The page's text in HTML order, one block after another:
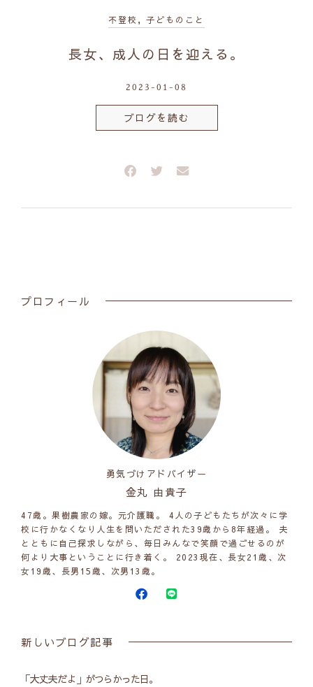
不登校 , 子どものこと
長女、成人の日を迎える。
2023-01-08
ブログを読む
プロフィール
勇気づけアドバイザー
金丸 由貴子
47歳。果樹農家の嫁。元介護職。 4人の子どもたちが次々に学
校に行かなくなり人生を問いただされた39歳から8年経過。 夫
とともに自己探求しながら、毎日みんなで笑顔で過ごせるのが
何より大事ということに行き着く。 2023現在、長女21歳、次
女19歳、長男15歳、次男13歳。
新しいブログ記事
「大丈夫だよ」がつらかった日。